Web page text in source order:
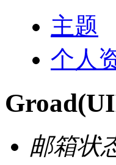
主题
个人
Groad
邮箱状